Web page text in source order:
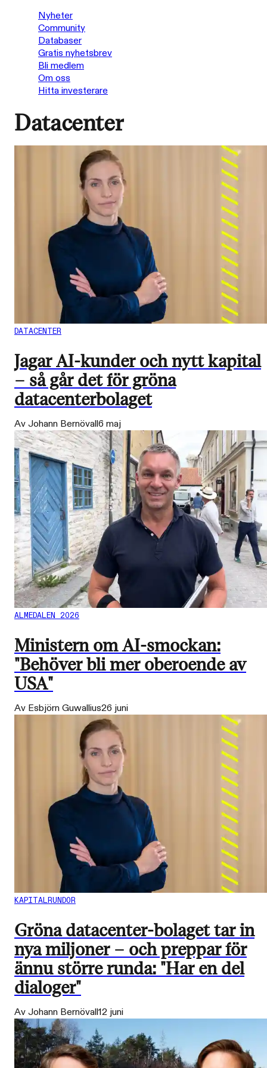
Nyheter
Community
Databaser
Gratis nyhetsbrev
Bli medlem
Om oss
Hitta investerare
Datacenter
DATACENTER
Jagar AI-kunder och nytt kapital
– så går det för gröna
datacenterbolaget
Av Johann Bernövall6 maj
ALMEDALEN 2026
Ministern om AI-smockan:
"Behöver bli mer oberoende av
USA"
Av Esbjörn Guwallius26 juni
KAPITALRUNDOR
Gröna datacenter-bolaget tar in
nya miljoner – och preppar för
ännu större runda: "Har en del
dialoger"
Av Johann Bernövall12 juni